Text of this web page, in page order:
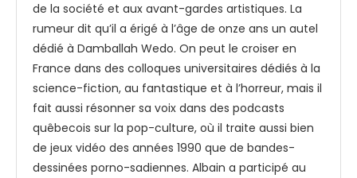
de la société et aux avant-gardes artistiques. La
rumeur dit qu’il a érigé à l’âge de onze ans un autel
dédié à Damballah Wedo. On peut le croiser en
France dans des colloques universitaires dédiés à la
science-fiction, au fantastique et à l’horreur, mais il
fait aussi résonner sa voix dans des podcasts
quêbecois sur la pop-culture, où il traite aussi bien
de jeux vidéo des années 1990 que de bandes-
dessinées porno-sadiennes. Albain a participé au